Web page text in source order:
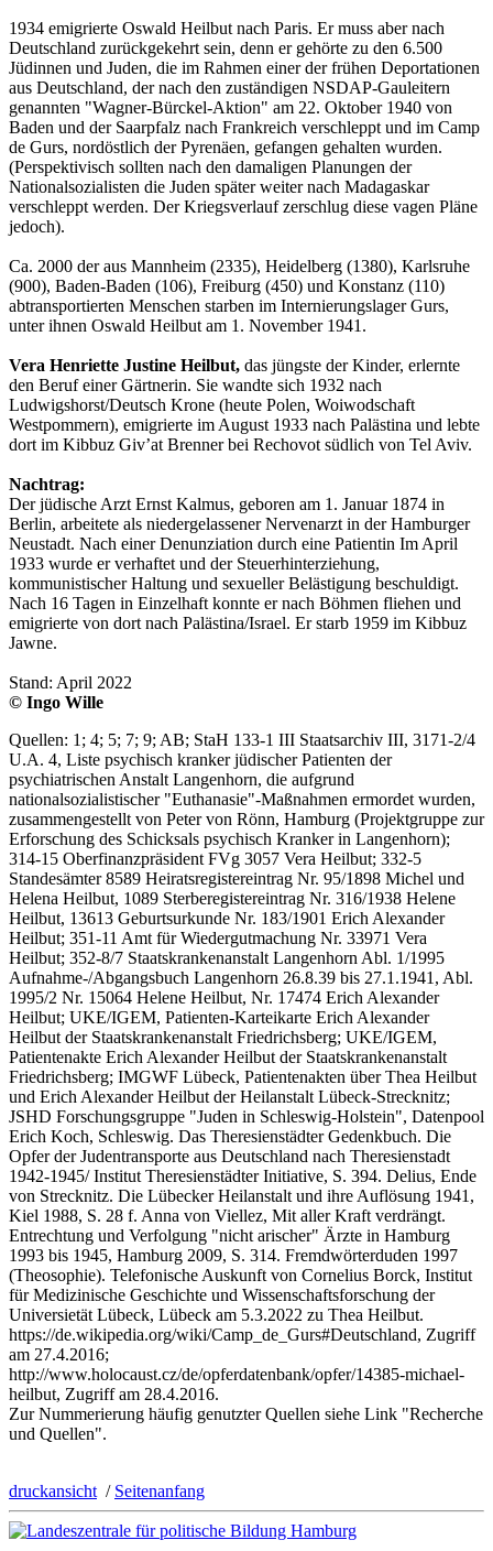
1934 emigrierte Oswald Heilbut nach Paris. Er muss aber nach
Deutschland zurückgekehrt sein, denn er gehörte zu den 6.500
Jüdinnen und Juden, die im Rahmen einer der frühen Deportationen
aus Deutschland, der nach den zuständigen NSDAP-Gauleitern
genannten "Wagner-Bürckel-Aktion" am 22. Oktober 1940 von
Baden und der Saarpfalz nach Frankreich verschleppt und im Camp
de Gurs, nordöstlich der Pyrenäen, gefangen gehalten wurden.
(Perspektivisch sollten nach den damaligen Planungen der
Nationalsozialisten die Juden später weiter nach Madagaskar
verschleppt werden. Der Kriegsverlauf zerschlug diese vagen Pläne
jedoch).
Ca. 2000 der aus Mannheim (2335), Heidelberg (1380), Karlsruhe
(900), Baden-Baden (106), Freiburg (450) und Konstanz (110)
abtransportierten Menschen starben im Internierungslager Gurs,
unter ihnen Oswald Heilbut am 1. November 1941.
Vera Henriette Justine Heilbut, das jüngste der Kinder, erlernte
den Beruf einer Gärtnerin. Sie wandte sich 1932 nach
Ludwigshorst/Deutsch Krone (heute Polen, Woiwodschaft
Westpommern), emigrierte im August 1933 nach Palästina und lebte
dort im Kibbuz Giv’at Brenner bei Rechovot südlich von Tel Aviv.
Nachtrag:
Der jüdische Arzt Ernst Kalmus, geboren am 1. Januar 1874 in
Berlin, arbeitete als niedergelassener Nervenarzt in der Hamburger
Neustadt. Nach einer Denunziation durch eine Patientin Im April
1933 wurde er verhaftet und der Steuerhinterziehung,
kommunistischer Haltung und sexueller Belästigung beschuldigt.
Nach 16 Tagen in Einzelhaft konnte er nach Böhmen fliehen und
emigrierte von dort nach Palästina/Israel. Er starb 1959 im Kibbuz
Jawne.
Stand: April 2022
© Ingo Wille
Quellen: 1; 4; 5; 7; 9; AB; StaH 133-1 III Staatsarchiv III, 3171-2/4
U.A. 4, Liste psychisch kranker jüdischer Patienten der
psychiatrischen Anstalt Langenhorn, die aufgrund
nationalsozialistischer "Euthanasie"-Maßnahmen ermordet wurden,
zusammengestellt von Peter von Rönn, Hamburg (Projektgruppe zur
Erforschung des Schicksals psychisch Kranker in Langenhorn);
314-15 Oberfinanzpräsident FVg 3057 Vera Heilbut; 332-5
Standesämter 8589 Heiratsregistereintrag Nr. 95/1898 Michel und
Helena Heilbut, 1089 Sterberegistereintrag Nr. 316/1938 Helene
Heilbut, 13613 Geburtsurkunde Nr. 183/1901 Erich Alexander
Heilbut; 351-11 Amt für Wiedergutmachung Nr. 33971 Vera
Heilbut; 352-8/7 Staatskrankenanstalt Langenhorn Abl. 1/1995
Aufnahme-/Abgangsbuch Langenhorn 26.8.39 bis 27.1.1941, Abl.
1995/2 Nr. 15064 Helene Heilbut, Nr. 17474 Erich Alexander
Heilbut; UKE/IGEM, Patienten-Karteikarte Erich Alexander
Heilbut der Staatskrankenanstalt Friedrichsberg; UKE/IGEM,
Patientenakte Erich Alexander Heilbut der Staatskrankenanstalt
Friedrichsberg; IMGWF Lübeck, Patientenakten über Thea Heilbut
und Erich Alexander Heilbut der Heilanstalt Lübeck-Strecknitz;
JSHD Forschungsgruppe "Juden in Schleswig-Holstein", Datenpool
Erich Koch, Schleswig. Das Theresienstädter Gedenkbuch. Die
Opfer der Judentransporte aus Deutschland nach Theresienstadt
1942-1945/ Institut Theresienstädter Initiative, S. 394. Delius, Ende
von Strecknitz. Die Lübecker Heilanstalt und ihre Auflösung 1941,
Kiel 1988, S. 28 f. Anna von Viellez, Mit aller Kraft verdrängt.
Entrechtung und Verfolgung "nicht arischer" Ärzte in Hamburg
1993 bis 1945, Hamburg 2009, S. 314. Fremdwörterduden 1997
(Theosophie). Telefonische Auskunft von Cornelius Borck, Institut
für Medizinische Geschichte und Wissenschaftsforschung der
Universietät Lübeck, Lübeck am 5.3.2022 zu Thea Heilbut.
https://de.wikipedia.org/wiki/Camp_de_Gurs#Deutschland, Zugriff
am 27.4.2016;
http://www.holocaust.cz/de/opferdatenbank/opfer/14385-michael-
heilbut, Zugriff am 28.4.2016.
Zur Nummerierung häufig genutzter Quellen siehe Link "Recherche
und Quellen".
druckansicht / Seitenanfang